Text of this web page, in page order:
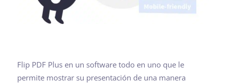
Flip PDF Plus en un software todo en uno que le
permite mostrar su presentación de una manera